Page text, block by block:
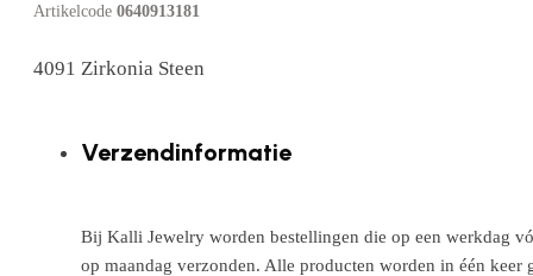
Artikelcode 0640913181
4091 Zirkonia Steen
Verzendinformatie
Bij Kalli Jewelry worden bestellingen die op een werkdag
op maandag verzonden. Alle producten worden in één